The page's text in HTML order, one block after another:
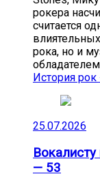
рокера
считается
рока, но и
обладателем
История
25.07.2026
— 53